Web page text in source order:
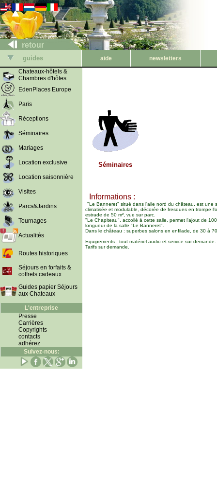
retour
guides aide
newsletters
Chateaux-hôtels &
Chambres d'hôtes
EdenPlaces Europe
Paris
Réceptions
Séminaires
Mariages
Location exclusive
Location saisonnière
Visites
Parcs&Jardins
Tournages
Actualités
Routes historiques
Séjours en forfaits &
coffrets cadeaux
Guides papier Séjours
aux Chateaux
L'entreprise
Presse
Carrières
Copyrights
contacts
adhérez
Suivez-nous:
Séminaires
Informations :
"Le Banneret" situé dans l'aile nord du château, est une
climatisée et modulable, décorée de fresques en trompe
estrade de 50 m², vue sur parc.
"Le Chapiteau", accollé à cette salle, permet l'ajout de
longueur de la salle "Le Banneret".
Dans le château : superbes salons en enfilade, de 30 à 70
Equipements : tout matériel audio et service sur demande.
Tarifs sur demande.